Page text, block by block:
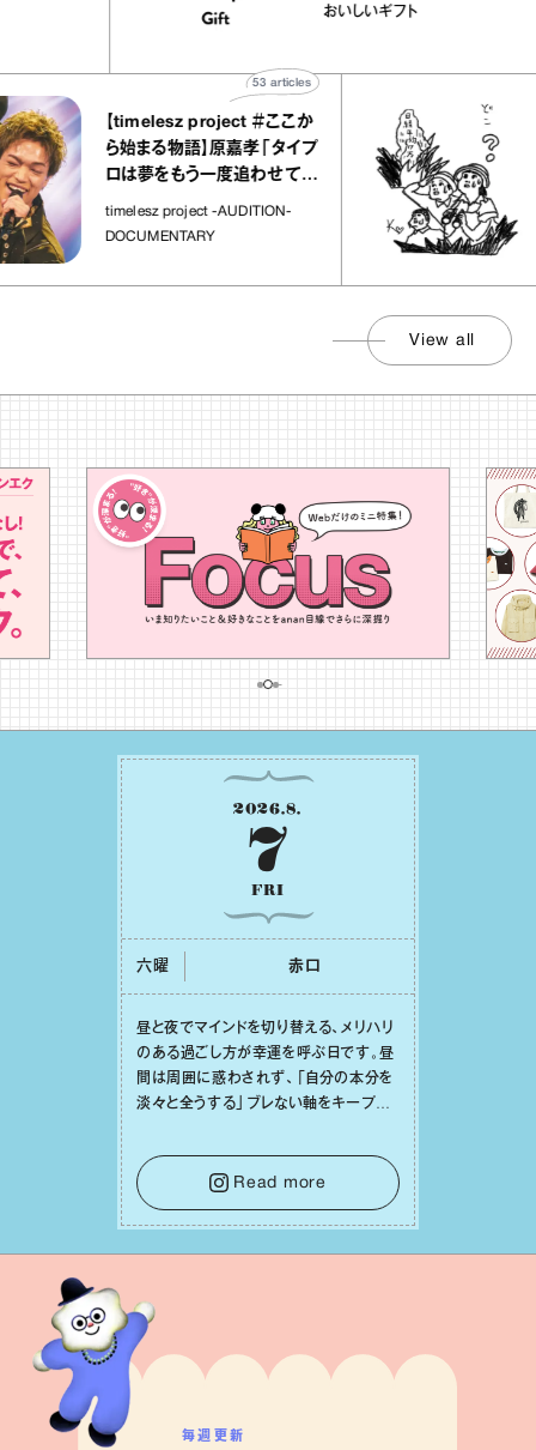
2026. .
7
FRI
昼と夜でマインドを切り替える、メリハリ
のある過ごし⽅が幸運を呼ぶ⽇です。昼
間は周囲に惑わされず、「⾃分の本分を
淡々と全うする」ブレない軸をキープし
て。そして夜は、疲れや寂しさから⽢い
⾔葉に流されないよう、⼼にしっかりブ
Read more
五十六謀星もっちぃ先生による十二星座占い。
一週間をポジティブに過ごすためのお告げを、